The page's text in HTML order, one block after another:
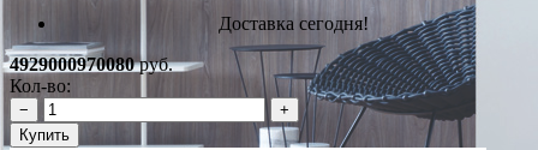
Доставка сегодня!
4929000970080руб.
Кол-во:
−
+
Купить